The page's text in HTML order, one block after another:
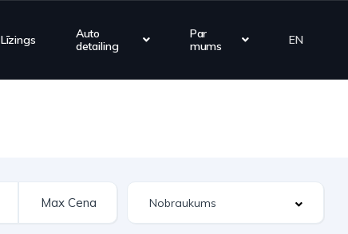
Līzings
Auto
detailing
Par
mums
EN